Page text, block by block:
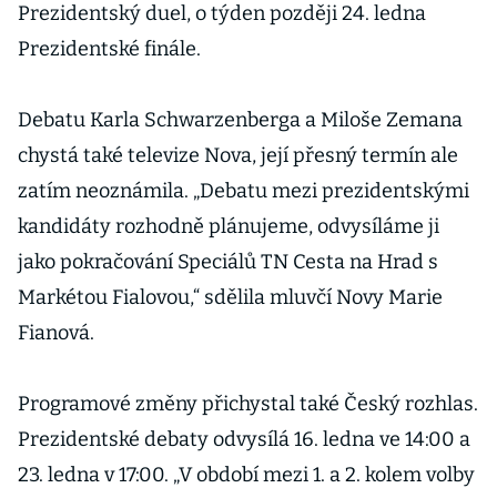
Prezidentský duel, o týden později 24. ledna
Prezidentské finále.
Debatu Karla Schwarzenberga a Miloše Zemana
chystá také televize Nova, její přesný termín ale
zatím neoznámila. „Debatu mezi prezidentskými
kandidáty rozhodně plánujeme, odvysíláme ji
jako pokračování Speciálů TN Cesta na Hrad s
Markétou Fialovou,“ sdělila mluvčí Novy Marie
Fianová.
Programové změny přichystal také Český rozhlas.
Prezidentské debaty odvysílá 16. ledna ve 14:00 a
23. ledna v 17:00. „V období mezi 1. a 2. kolem volby